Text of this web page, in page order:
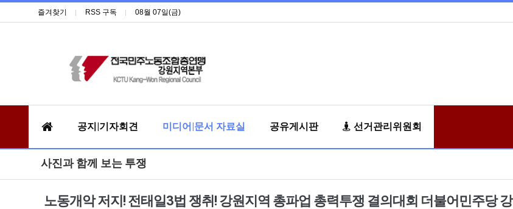
즐겨찾기 RSS 구독 08월 07일(금)
공지|기자회견 미디어|문서 자료실 공유게시판 선거관리위원회
사진과 함께 보는 투쟁
노동개악 저지! 전태일3법 쟁취! 강원지역 총파업 총력투쟁 결의대회 더불어민주당 강